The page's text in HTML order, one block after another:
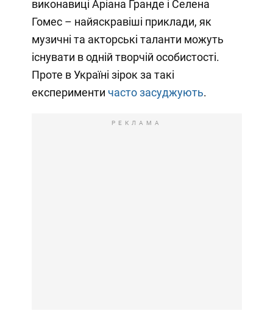
виконавиці Аріана Гранде і Селена
Гомес – найяскравіші приклади, як
музичні та акторські таланти можуть
існувати в одній творчій особистості.
Проте в Україні зірок за такі
експерименти часто засуджують.
РЕКЛАМА